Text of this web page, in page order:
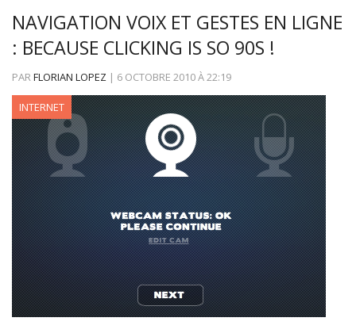
NAVIGATION VOIX ET GESTES EN LIGNE
: BECAUSE CLICKING IS SO 90S !
PARFLORIAN LOPEZ | 6 OCTOBRE 2010À22:19
INTERNET